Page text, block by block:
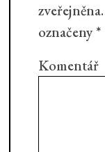
zveřejněna.
označeny*
Komentář